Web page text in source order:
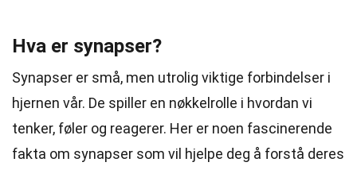
Hva er synapser?
Synapser er små, men utrolig viktige forbindelser i
hjernen vår. De spiller en nøkkelrolle i hvordan vi
tenker, føler og reagerer. Her er noen fascinerende
fakta om synapser som vil hjelpe deg å forstå deres